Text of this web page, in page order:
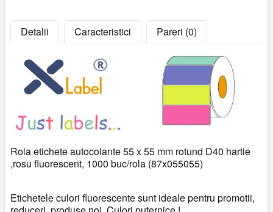
Detalii Caracteristici Pareri (0)
Rola etichete autocolante 55 x 55 mm rotund D40 hartie
,rosu fluorescent, 1000 buc/rola (87x055055)
Etichetele culori fluorescente sunt ideale pentru promotii,